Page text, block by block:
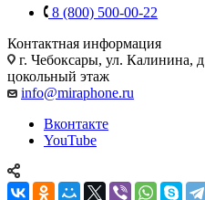
8 (800) 500-00-22
Контактная информация
г. Чебоксары, ул.
цокольный этаж
info@miraphone.ru
Вконтакте
YouTube